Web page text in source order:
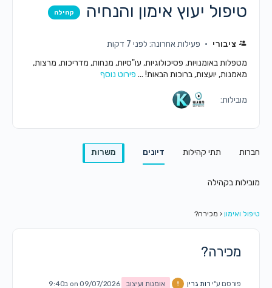
טיפול יעוץ אימון והנחיה קהילה
ציבורי
פעילות אחרונה: לפני 7 דקות
מטפלות באומנויות, פסיכולוגיות, עו"סיות, מנחות, מדריכות, מרצות,
מאמנות, יועצות, ברוכות הבאות! ... פירוט נוסף
מובילות:
חברות תתי קהילות דיונים משרות
מובילות בקהילה
טיפול ואימון ‹ מכירה?
מכירה?
פורסם ע"י רות גרין אומנות ועיצוב
on 09/07/2026 ב9:40